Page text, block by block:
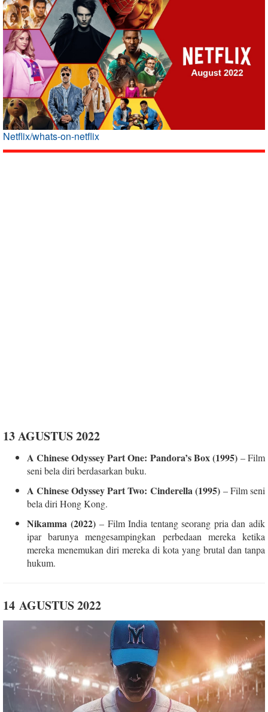
Netflix/whats-on-netflix
13 AGUSTUS 2022
A Chinese Odyssey Part One: Pandora’s Box (1995) – Film
seni bela diri berdasarkan buku.
A Chinese Odyssey Part Two: Cinderella (1995)– Film seni
bela diri Hong Kong.
Nikamma (2022)– Film India tentang seorang pria dan adik
ipar barunya mengesampingkan perbedaan mereka ketika
mereka menemukan diri mereka di kota yang brutal dan tanpa
hukum.
14 AGUSTUS 2022